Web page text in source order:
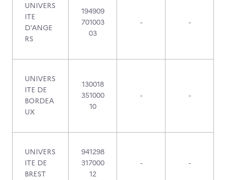
UNIVERS
ITE
D'ANGE
RS
194909
701003
03
- -
UNIVERS
ITE DE
BORDEA
UX
130018
351000
10
- -
UNIVERS
ITE DE
BREST
941298
317000
12
- -